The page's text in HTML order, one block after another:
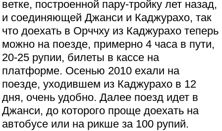
ветке, построенной пару-тройку лет назад,
и соединяющей Джанси и Каджурахо, так
что доехать в Орччху из Каджурахо теперь
можно на поезде, примерно 4 часа в пути,
20-25 рупии, билеты в кассе на
платформе. Осенью 2010 ехали на
поезде, уходившем из Каджурахо в 12
дня, очень удобно. Далее поезд идет в
Джанси, до которого проще доехать на
автобусе или на рикше за 100 рупий.